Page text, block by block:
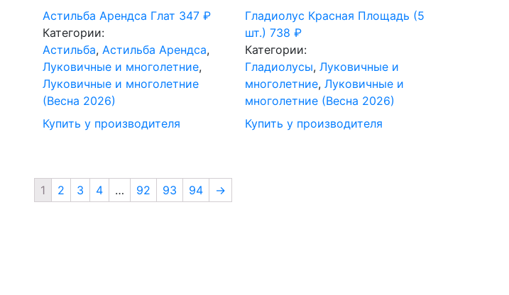
Астильба Арендса Глат 347₽
Категории:
Астильба,Астильба Арендса,
Луковичные и многолетние,
Луковичные и многолетние
(Весна 2026)
Купить у производителя
Гладиолус Красная Площадь (5
шт.) 738₽
Категории:
Гладиолусы,Луковичные и
многолетние,Луковичные и
многолетние (Весна 2026)
Купить у производителя
1 2 3 4 … 92 93 94 →